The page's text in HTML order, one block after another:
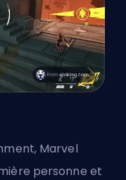
Marvel
personne et